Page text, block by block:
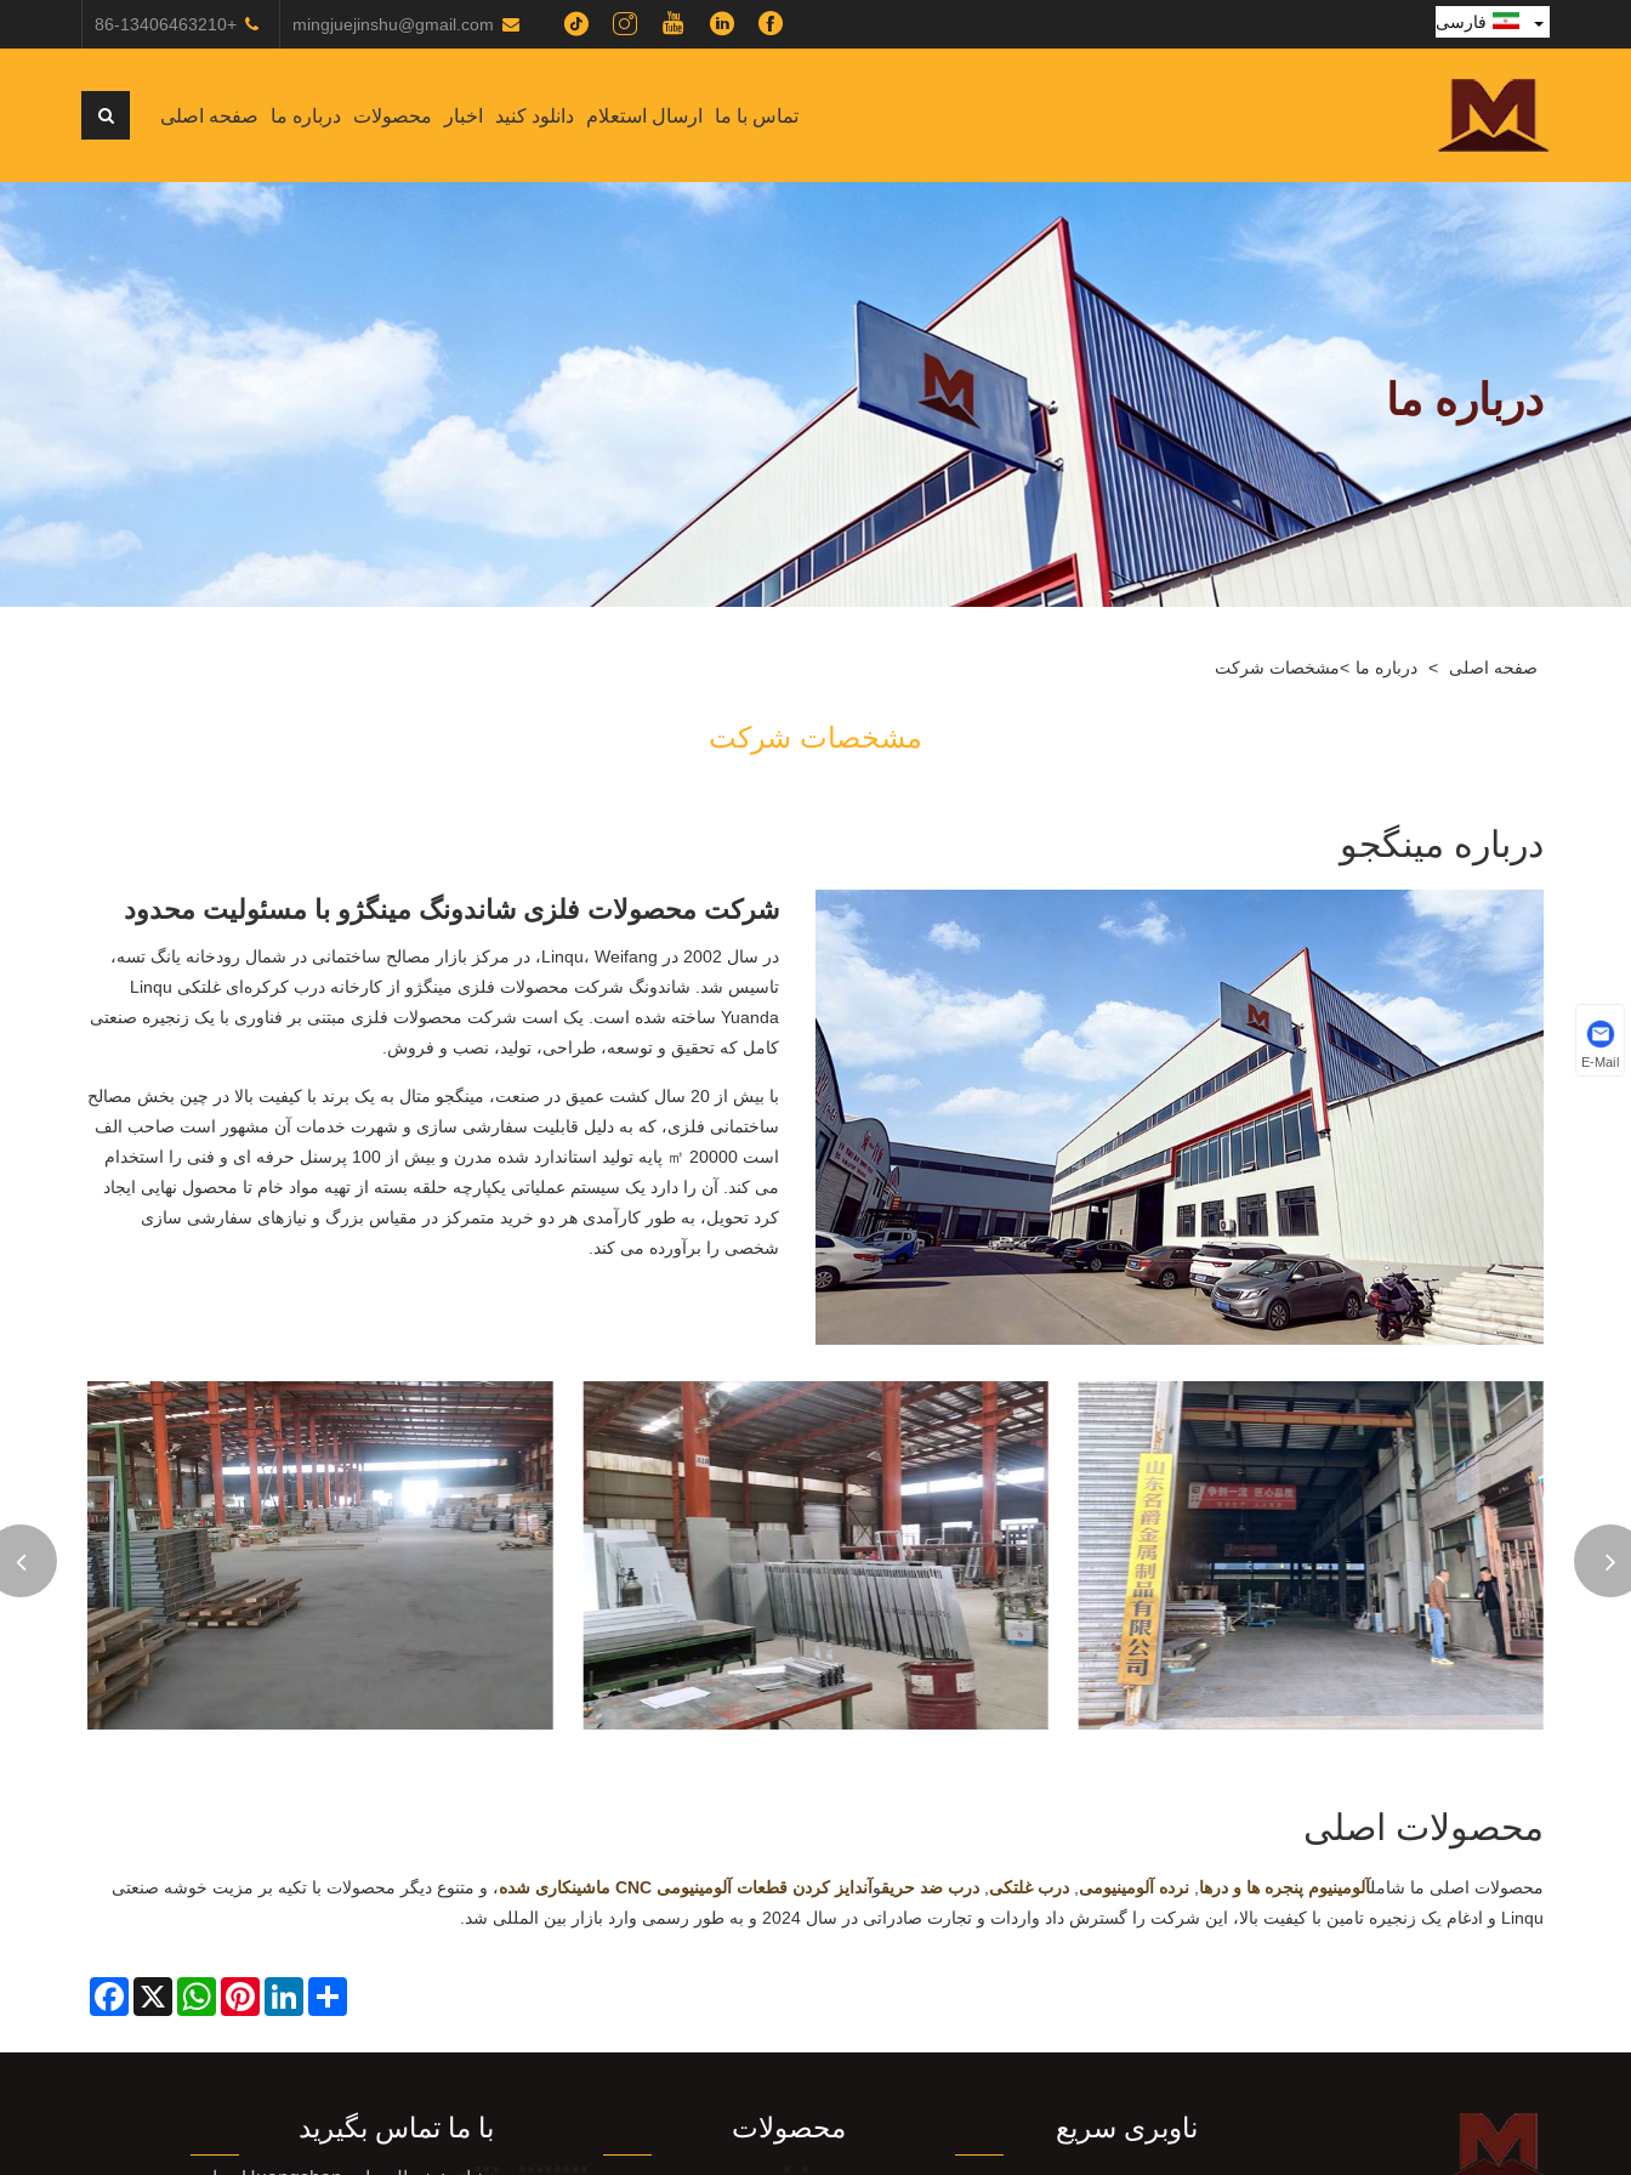
mingjuejinshu@gmail.com
+86-13406463210 فارسی
صفحه اصلی درباره ما محصولات اخبار دانلود کنید ارسال استعلام تماس با ما
درباره ما
صفحه اصلی > درباره ما >مشخصات شرکت
مشخصات شرکت
درباره مینگجو
شرکت محصولات فلزی شاندونگ مینگژو با مسئولیت محدود
در سال 2002 در Linqu، Weifang، در مرکز بازار مصالح ساختمانی در شمال رودخانه یانگ تسه،
تاسیس شد. شاندونگ شرکت محصولات فلزی مینگژو از کارخانه درب کرکره‌ای غلتکی Linqu
Yuanda ساخته شده است. یک است شرکت محصولات فلزی مبتنی بر فناوری با یک زنجیره صنعتی
کامل که تحقیق و توسعه، طراحی، تولید، نصب و فروش.
با بیش از 20 سال کشت عمیق در صنعت، مینگجو متال به یک برند با کیفیت بالا در چین بخش مصالح
ساختمانی فلزی، که به دلیل قابلیت سفارشی سازی و شهرت خدمات آن مشهور است صاحب الف
است 20000 ㎡ پایه تولید استاندارد شده مدرن و بیش از 100 پرسنل حرفه ای و فنی را استخدام
می کند. آن را دارد یک سیستم عملیاتی یکپارچه حلقه بسته از تهیه مواد خام تا محصول نهایی ایجاد
کرد تحویل، به طور کارآمدی هر دو خرید متمرکز در مقیاس بزرگ و نیازهای سفارشی سازی
شخصی را برآورده می کند.
محصولات اصلی
محصولات اصلی ما شاملآلومینیوم پنجره ها و درها, نرده آلومینیومی, درب غلتکی, درب ضد حریقو آندایز کردن قطعات آلومینیومی CNC ماشینکاری شده
، و متنوع دیگر محصولات با تکیه بر مزیت خوشه صنعتی
Linqu و ادغام یک زنجیره تامین با کیفیت بالا، این شرکت را گسترش داد واردات و تجارت صادراتی در سال 2024 و به طور رسمی وارد بازار بین المللی شد.
Facebook X
WhatsAppPinterestLinkedInShare
E-Mail
ناوبری سریع محصولات با ما تماس بگیرید